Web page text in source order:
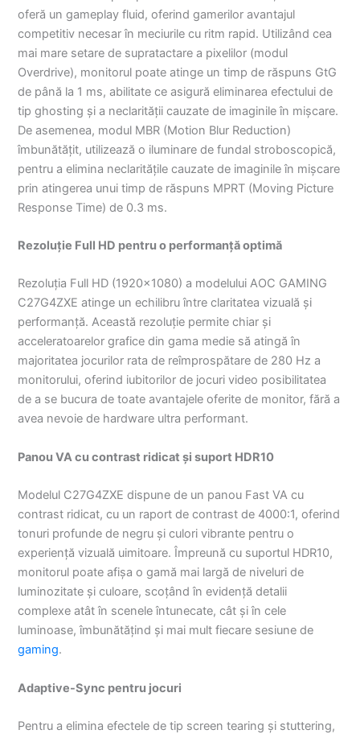
oferă un gameplay fluid, oferind gamerilor avantajul
competitiv necesar în meciurile cu ritm rapid. Utilizând cea
mai mare setare de supratactare a pixelilor (modul
Overdrive), monitorul poate atinge un timp de răspuns GtG
de până la 1 ms, abilitate ce asigură eliminarea efectului de
tip ghosting și a neclarității cauzate de imaginile în mișcare.
De asemenea, modul MBR (Motion Blur Reduction)
îmbunătățit, utilizează o iluminare de fundal stroboscopică,
pentru a elimina neclaritățile cauzate de imaginile în mișcare
prin atingerea unui timp de răspuns MPRT (Moving Picture
Response Time) de 0.3 ms.
Rezoluție Full HD pentru o performanță optimă
Rezoluția Full HD (1920×1080) a modelului AOC GAMING
C27G4ZXE atinge un echilibru între claritatea vizuală și
performanță. Această rezoluție permite chiar și
acceleratoarelor grafice din gama medie să atingă în
majoritatea jocurilor rata de reîmprospătare de 280 Hz a
monitorului, oferind iubitorilor de jocuri video posibilitatea
de a se bucura de toate avantajele oferite de monitor, fără a
avea nevoie de hardware ultra performant.
Panou VA cu contrast ridicat și suport HDR10
Modelul C27G4ZXE dispune de un panou Fast VA cu
contrast ridicat, cu un raport de contrast de 4000:1, oferind
tonuri profunde de negru și culori vibrante pentru o
experiență vizuală uimitoare. Împreună cu suportul HDR10,
monitorul poate afișa o gamă mai largă de niveluri de
luminozitate și culoare, scoțând în evidență detalii
complexe atât în scenele întunecate, cât și în cele
luminoase, îmbunătățind și mai mult fiecare sesiune de
gaming.
Adaptive-Sync pentru jocuri
Pentru a elimina efectele de tip screen tearing și stuttering,